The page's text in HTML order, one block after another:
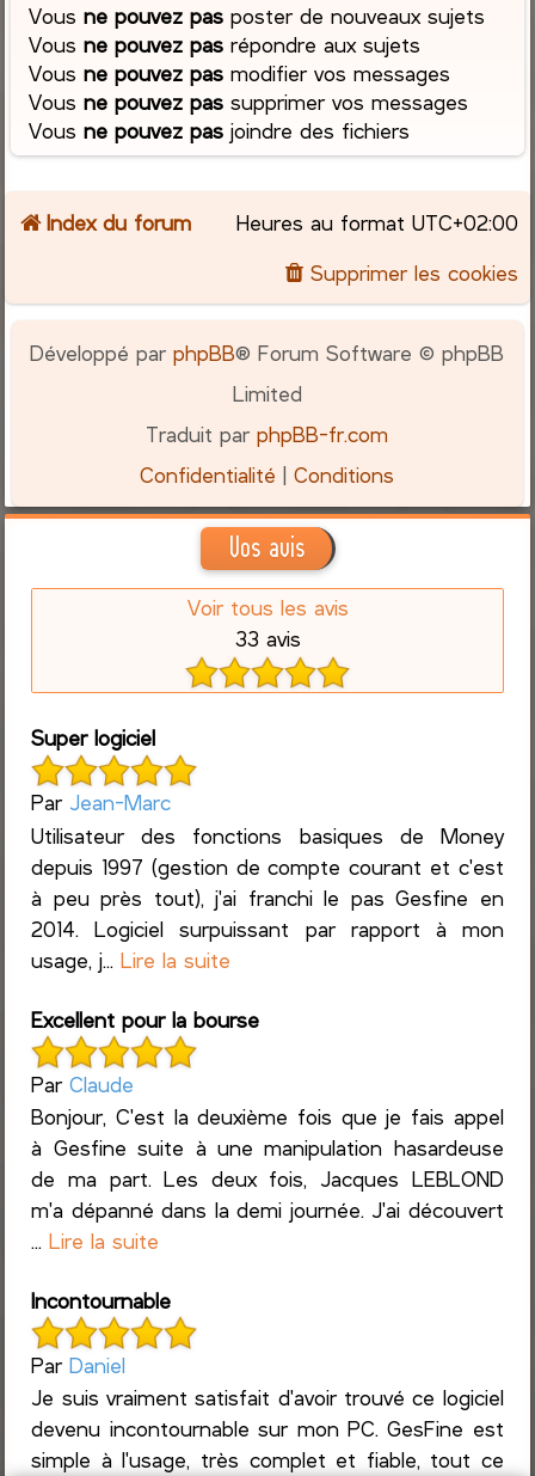
Vousne pouvez pas poster de nouveaux sujets
Vousne pouvez pas répondre aux sujets
Vousne pouvez pas modifier vos messages
Vousne pouvez pas supprimer vos messages
Vousne pouvez pas joindre des fichiers
Index du forum Heures au format UTC+02:00
Supprimer les cookies
Développé parphpBB® Forum Software © phpBB
Limited
Traduit parphpBB-fr.com
Confidentialité |Conditions
Vos avis
Voir tous les avis
33 avis
Super logiciel
Par Jean-Marc
Utilisateur des fonctions basiques de Money
depuis 1997 (gestion de compte courant et c'est
à peu près tout), j'ai franchi le pas Gesfine en
2014. Logiciel surpuissant par rapport à mon
usage, j...Lire la suite
Excellent pour la bourse
ParClaude
Bonjour, C'est la deuxième fois que je fais appel
à Gesfine suite à une manipulation hasardeuse
de ma part. Les deux fois, Jacques LEBLOND
m'a dépanné dans la demi journée. J'ai découvert
...Lire la suite
Incontournable
ParDaniel
Je suis vraiment satisfait d'avoir trouvé ce logiciel
devenu incontournable sur mon PC. GesFine est
simple à l'usage, très complet et fiable, tout ce